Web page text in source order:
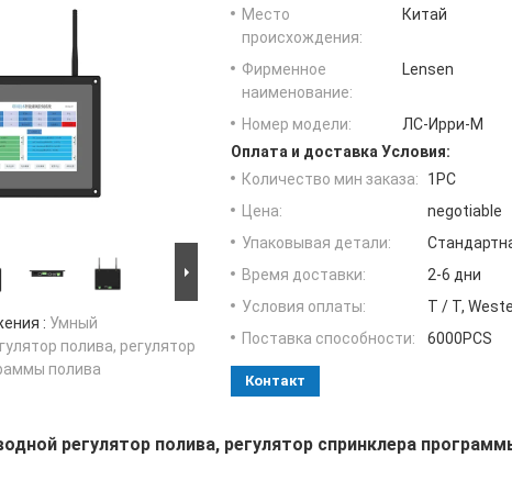
: Умный
полива, регулятор
полива
Место
происхождения:
Китай
Фирменное
наименование:
Lensen
Номер модели:
ЛС-Ирри-М
Оплата и доставка Условия:
Количество мин заказа:
1PC
Цена:
negotiable
Упаковывая детали:
Время доставки:
2-6 дни
Условия оплаты:
T / T,
Поставка способности:
6000PCS
Контакт
регулятор полива, регулятор спринклера